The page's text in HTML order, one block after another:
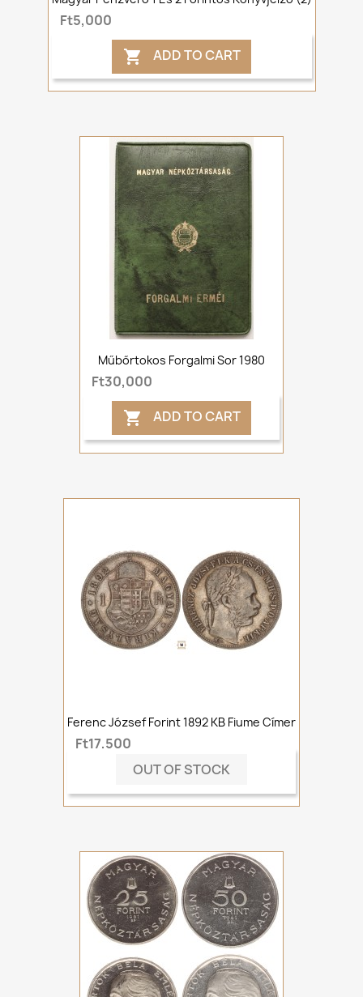
Ft5,000
 ADD TO CART
Műbőrtokos Forgalmi Sor 1980
Ft30,000
 ADD TO CART
Ferenc József Forint 1892 KB Fiume Címer
Ft17,500
OUT OF STOCK